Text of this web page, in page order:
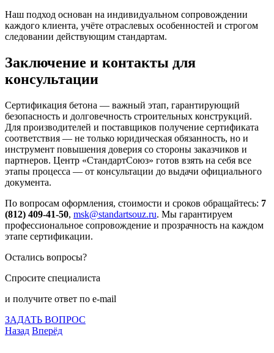
Наш подход основан на индивидуальном сопровождении
каждого клиента, учёте отраслевых особенностей и строгом
следовании действующим стандартам.
Заключение и контакты для
консультации
Сертификация бетона — важный этап, гарантирующий
безопасность и долговечность строительных конструкций.
Для производителей и поставщиков получение сертификата
соответствия — не только юридическая обязанность, но и
инструмент повышения доверия со стороны заказчиков и
партнеров. Центр «СтандартСоюз» готов взять на себя все
этапы процесса — от консультации до выдачи официального
документа.
По вопросам оформления, стоимости и сроков обращайтесь: 7
(812) 409-41-50, msk@standartsouz.ru. Мы гарантируем
профессиональное сопровождение и прозрачность на каждом
этапе сертификации.
Остались вопросы?
Спросите специалиста
и получите ответ по e-mail
ЗАДАТЬ ВОПРОС
Назад Вперёд